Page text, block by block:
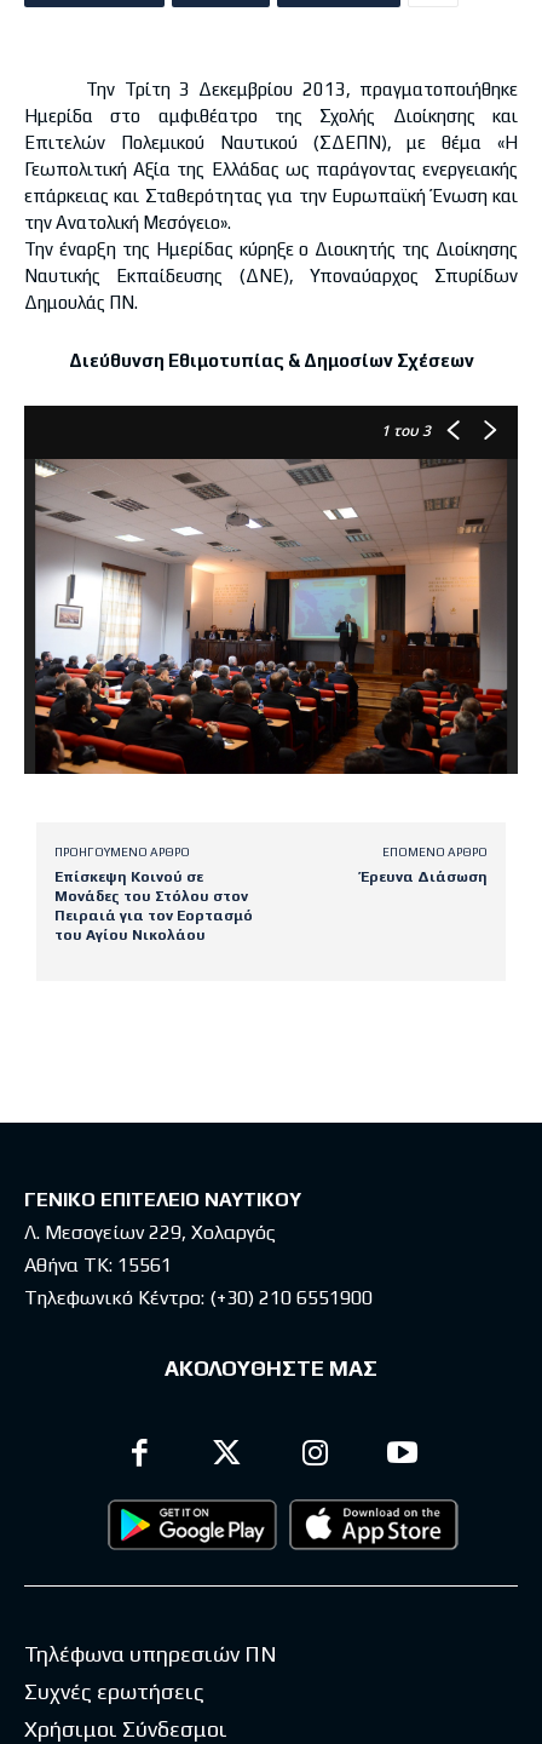
Την Τρίτη 3 Δεκεμβρίου 2013, πραγματοποιήθηκε
Ημερίδα στο αμφιθέατρο της Σχολής Διοίκησης και
Επιτελών Πολεμικού Ναυτικού (ΣΔΕΠΝ), με θέμα «Η
Γεωπολιτική Αξία της Ελλάδας ως παράγοντας ενεργειακής
επάρκειας και Σταθερότητας για την Ευρωπαϊκή Ένωση και
την Ανατολική Μεσόγειο».
Την έναρξη της Ημερίδας κύρηξε ο Διοικητής της Διοίκησης
Ναυτικής Εκπαίδευσης (ΔΝΕ), Υποναύαρχος Σπυρίδων
Δημουλάς ΠΝ.
Διεύθυνση Εθιμοτυπίας & Δημοσίων Σχέσεων
1 του 3
ΠΡΟΗΓΟΎΜΕΝΟ ΆΡΘΡΟ
Επίσκεψη Κοινού σε
Μονάδες του Στόλου στον
Πειραιά για τον Εορτασμό
του Αγίου Νικολάου
ΕΠΌΜΕΝΟ ΆΡΘΡΟ
Έρευνα Διάσωση
ΓΕΝΙΚΟ ΕΠΙΤΕΛΕΙΟ ΝΑΥΤΙΚΟΥ
Λ. Μεσογείων 229, Χολαργός
Αθήνα ΤΚ: 15561
Τηλεφωνικό Κέντρο: (+30) 210 6551900
ΑΚΟΛΟΥΘΗΣΤΕ ΜΑΣ
Τηλέφωνα υπηρεσιών ΠΝ
Συχνές ερωτήσεις
Χρήσιμοι Σύνδεσμοι